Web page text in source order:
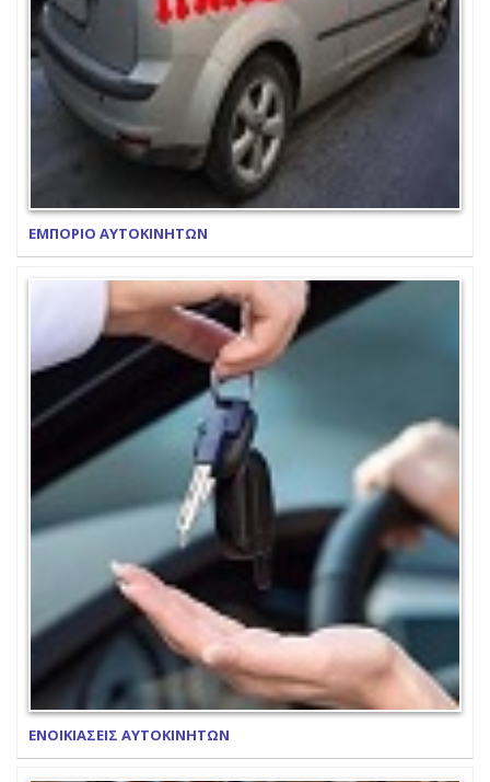
ΕΜΠΟΡΙΟ ΑΥΤΟΚΙΝΗΤΩΝ
ΕΝΟΙΚΙΑΣΕΙΣ ΑΥΤΟΚΙΝΗΤΩΝ